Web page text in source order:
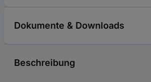
Dokumente & Downloads
Beschreibung